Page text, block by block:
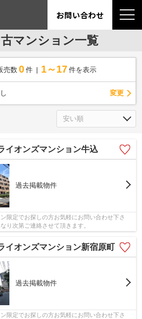
お問い合わせ
マンション一覧
売数 0 件 1～17 件を表示
変更
イオンズマンション牛込
過去掲載物件
限定でお探しの方お気軽にお問い合わせ下さ
り次第ご連絡させて頂きます。
イオンズマンション新宿原町
過去掲載物件
限定でお探しの方お気軽にお問い合わせ下さ